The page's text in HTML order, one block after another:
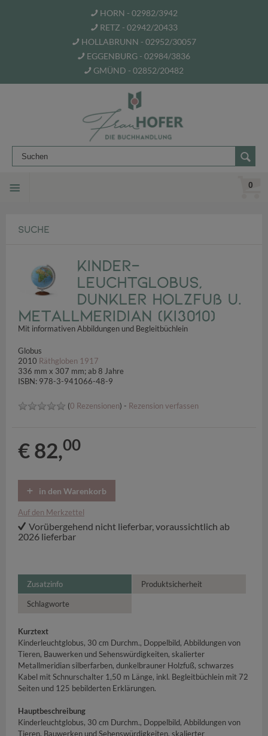
HORN - 02982/3942
RETZ - 02942/20433
HOLLABRUNN - 02952/30057
EGGENBURG - 02984/3836
GMÜND - 02852/20482
0
SUCHE
Kinder-
Leuchtglobus,
dunkler Holzfuß u.
Metallmeridian (KI3010)
Mit informativen Abbildungen und Begleitbüchlein
Globus
2010 Räthgloben 1917
336 mm x 307 mm; ab 8 Jahre
ISBN: 978-3-941066-48-9
(0 Rezensionen) - Rezension verfassen
€ 82,00
in den Warenkorb
Auf den Merkzettel
Vorübergehend nicht lieferbar, voraussichtlich ab
2026 lieferbar
Zusatzinfo Produktsicherheit
Schlagworte
Kurztext
Kinderleuchtglobus, 30 cm Durchm., Doppelbild, Abbildungen von
Tieren, Bauwerken und Sehenswürdigkeiten, skalierter
Metallmeridian silberfarben, dunkelbrauner Holzfuß, schwarzes
Kabel mit Schnurschalter 1,50 m Länge, inkl. Begleitbüchlein mit 72
Seiten und 125 bebilderten Erklärungen.
Hauptbeschreibung
Kinderleuchtglobus, 30 cm Durchm., Doppelbild, Abbildungen von
Tieren, Bauwerken und Sehenswürdigkeiten, skalierter